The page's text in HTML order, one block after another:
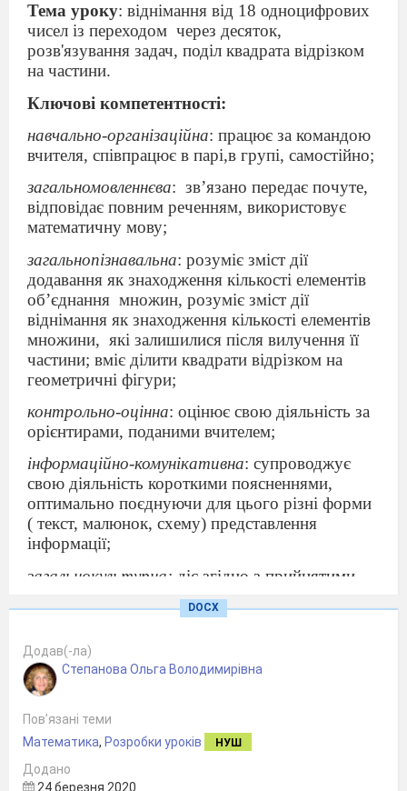
Тема уроку: віднімання від 18 одноцифрових
чисел із переходом через десяток,
розв'язування задач, поділ квадрата відрізком
на частини.
Ключові компетентності:
навчально-організаційна: працює за командою
вчителя, співпрацює в парі,в групі, самостійно;
загальномовленнєва: зв’язано передає почуте,
відповідає повним реченням, використовує
математичну мову;
загальнопізнавальна: розуміє зміст дії
додавання як знаходження кількості елементів
об’єднання множин, розуміє зміст дії
віднімання як знаходження кількості елементів
множини, які залишилися після вилучення її
частини; вміє ділити квадрати відрізком на
геометричні фігури;
контрольно-оцінна: оцінює свою діяльність за
орієнтирами, поданими вчителем;
інформаційно-комунікативна: супроводжує
свою діяльність короткими поясненнями,
оптимально поєднуючи для цього різні форми
( текст, малюнок, схему) представлення
інформації;
загальнокультурна: діє згідно з прийнятими
правилами поведінки на уроці;
спілкуванні, поводженні з однокласниками та
іншими людьми;
здоров’язбережувальна
партою під час письма, дбає про збереження і
зміцнення свого здоров’я;
соціальна:
DOCX
Додав(-ла)
Степанова Ольга Володимирівна
Пов’язані теми
Математика, Розробки уроків НУШ
Додано
24 березня 2020